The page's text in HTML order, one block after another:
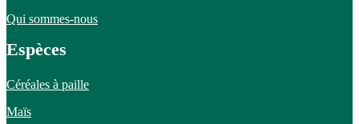
Qui sommes-nous
Espèces
Céréales à paille
Maïs